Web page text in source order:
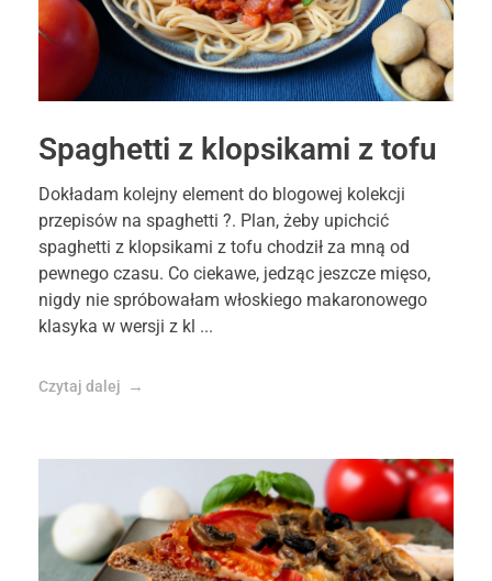
Spaghetti z klopsikami z tofu
Dokładam kolejny element do blogowej kolekcji
przepisów na spaghetti ?. Plan, żeby upichcić
spaghetti z klopsikami z tofu chodził za mną od
pewnego czasu. Co ciekawe, jedząc jeszcze mięso,
nigdy nie spróbowałam włoskiego makaronowego
klasyka w wersji z kl ...
Czytaj dalej